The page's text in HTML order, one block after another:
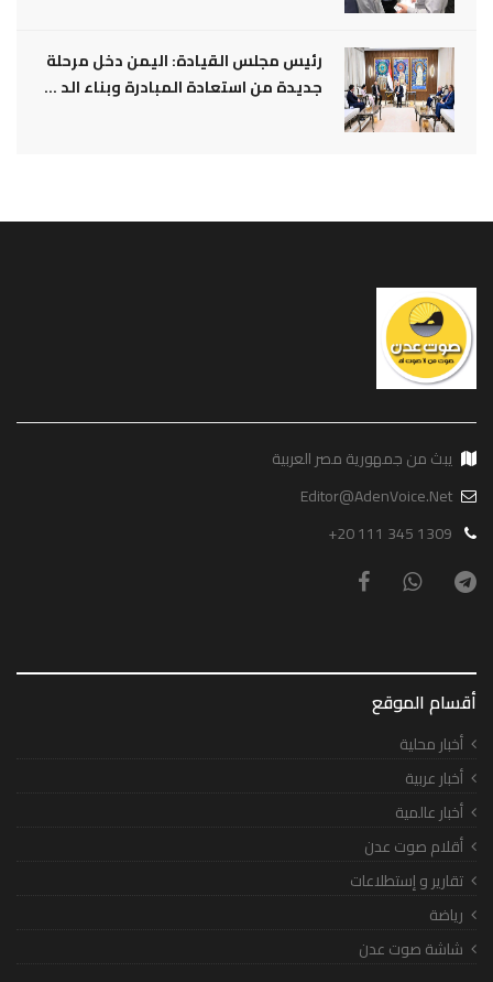
رئيس مجلس القيادة: اليمن دخل مرحلة
جديدة من استعادة المبادرة وبناء الد ...
يبث من جمهورية مصر العربية
Editor@AdenVoice.Net
+20 111 345 1309
أقسام الموقع
أخبار محلية
أخبار عربية
أخبار عالمية
أقلام صوت عدن
تقارير و إستطلاعات
رياضة
شاشة صوت عدن